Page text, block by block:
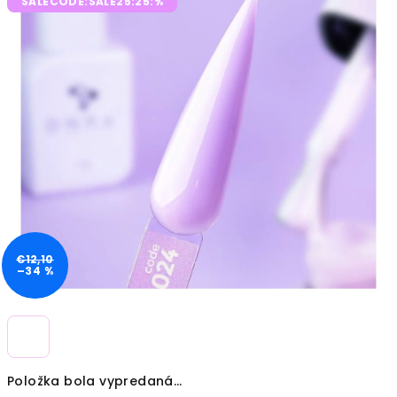
Položka bola vypredaná…
€12,10
–34 %